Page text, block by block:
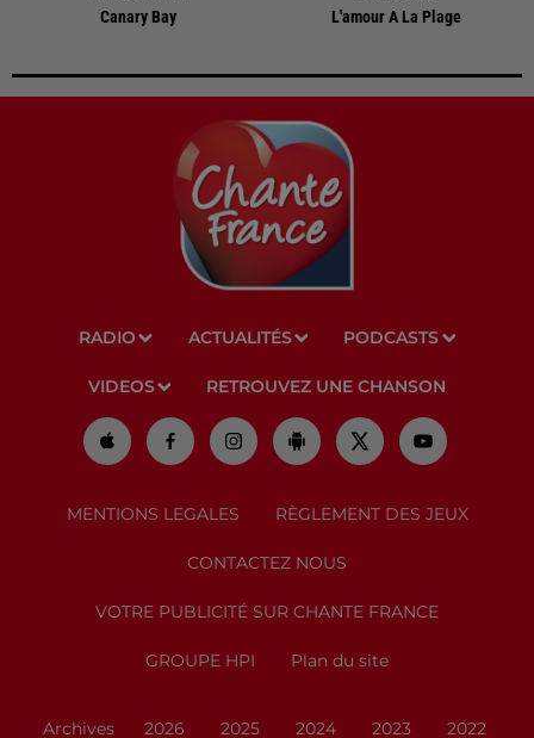
Canary Bay L'amour A La Plage
RADIO ACTUALITÉS PODCASTS
VIDEOS RETROUVEZ UNE CHANSON
MENTIONS LEGALES RÈGLEMENT DES JEUX
CONTACTEZ NOUS
VOTRE PUBLICITÉ SUR CHANTE FRANCE
GROUPE HPI Plan du site
Archives 2026 2025 2024 2023 2022